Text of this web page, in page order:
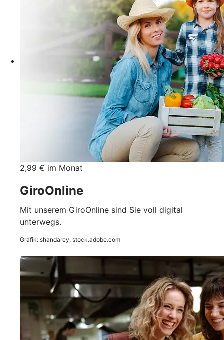
2,99 € im Monat
GiroOnline
Mit unserem GiroOnline sind Sie voll digital
unterwegs.
Grafik: shandarey, stock.adobe.com